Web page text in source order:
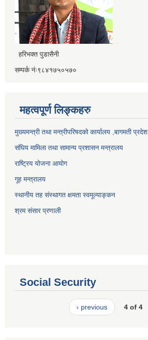
हरिभक्त पुडासैनी
सम्पर्क नंः९८४१७५०५७०
महत्वपूर्ण लिङ्कहरु
मुख्यमन्त्री तथा मन्त्रीपरिषदको कार्यालय ,बागमती प्रदेश
संघिय मामिला तथा सामान्य प्रशासन मन्त्रालय
राष्ट्रिय योजना आयोग
गूह मन्त्रालय
स्थानीय तह संस्थागत क्षमता स्वमूल्याङ्कन
श्रम संसार प्रणाली
Social Security
‹ previous 4 of 4